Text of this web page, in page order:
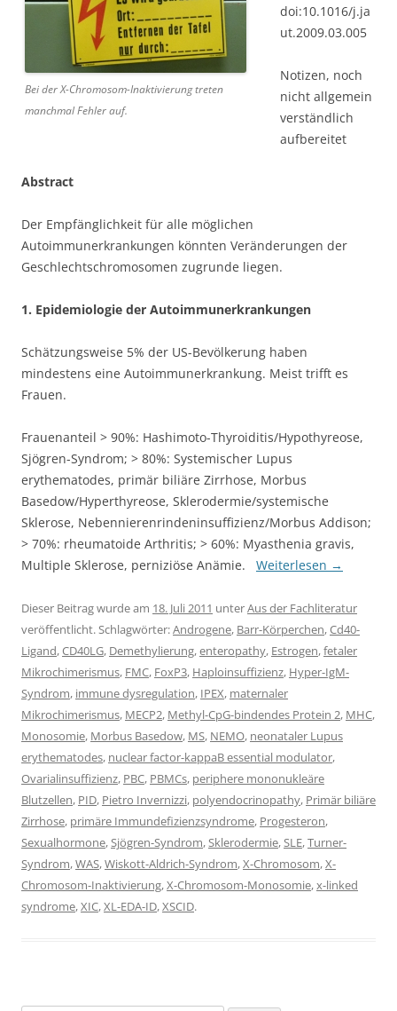
Bei der X-Chromosom-Inaktivierung treten
manchmal Fehler auf.
doi:10.1016/j.ja
ut.2009.03.005
Notizen, noch
nicht allgemein
verständlich
aufbereitet
Abstract
Der Empfänglichkeit für alle möglichen
Autoimmunerkrankungen könnten Veränderungen der
Geschlechtschromosomen zugrunde liegen.
1. Epidemiologie der Autoimmunerkrankungen
Schätzungsweise 5% der US-Bevölkerung haben
mindestens eine Autoimmunerkrankung. Meist trifft es
Frauen.
Frauenanteil > 90%: Hashimoto-Thyroiditis/Hypothyreose,
Sjögren-Syndrom; > 80%: Systemischer Lupus
erythematodes, primär biliäre Zirrhose, Morbus
Basedow/Hyperthyreose, Sklerodermie/systemische
Sklerose, Nebennierenrindeninsuffizienz/Morbus Addison;
> 70%: rheumatoide Arthritis; > 60%: Myasthenia gravis,
Multiple Sklerose, perniziöse Anämie. Weiterlesen →
Dieser Beitrag wurde am 18. Juli 2011 unterAus der Fachliteratur
veröffentlicht. Schlagwörter:Androgene, Barr-Körperchen,Cd40-
Ligand,CD40LG, Demethylierung,enteropathy, Estrogen,fetaler
Mikrochimerismus, FMC, FoxP3, Haploinsuffizienz, Hyper-IgM-
Syndrom, immune dysregulation, IPEX, maternaler
Mikrochimerismus, MECP2, Methyl-CpG-bindendes Protein 2, MHC,
Monosomie, Morbus Basedow, MS, NEMO, neonataler Lupus
erythematodes, nuclear factor-kappaB essential modulator,
Ovarialinsuffizienz, PBC, PBMCs, periphere mononukleäre
Blutzellen, PID, Pietro Invernizzi, polyendocrinopathy, Primär biliäre
Zirrhose, primäre Immundefizienzsyndrome, Progesteron,
Sexualhormone,Sjögren-Syndrom,Sklerodermie,SLE,Turner-
Syndrom,WAS,Wiskott-Aldrich-Syndrom,X-Chromosom,X-
Chromosom-Inaktivierung,X-Chromosom-Monosomie,x-linked
syndrome,XIC,XL-EDA-ID,XSCID.